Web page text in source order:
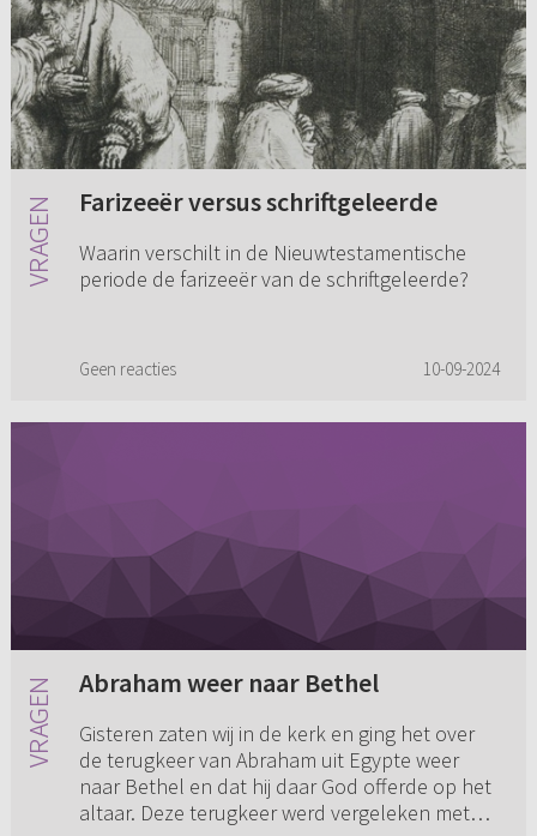
Farizeeër versus schriftgeleerde
Waarin verschilt in de Nieuwtestamentische
periode de farizeeër van de schriftgeleerde?
Geen reacties 10-09-2024
Abraham weer naar Bethel
Gisteren zaten wij in de kerk en ging het over
de terugkeer van Abraham uit Egypte weer
naar Bethel en dat hij daar God offerde op het
altaar. Deze terugkeer werd vergeleken met